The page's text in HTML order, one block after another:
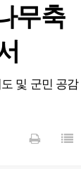
무축
및 군민 공감